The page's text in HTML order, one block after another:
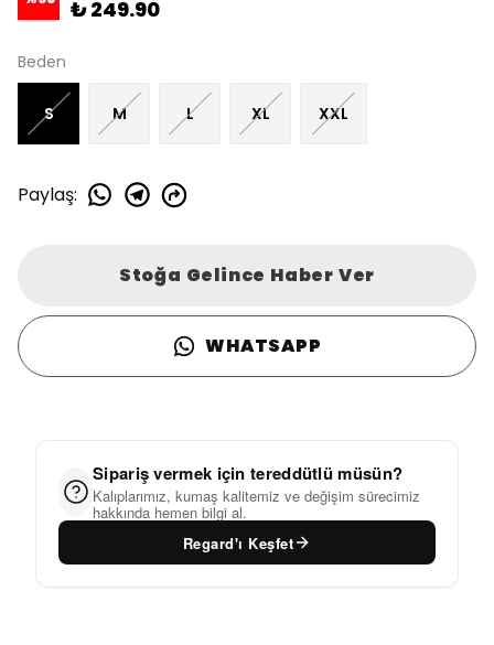
₺ 249.90
Beden
S M L XL XXL
Paylaş:
Stoğa Gelince Haber Ver
WHATSAPP
Sipariş vermek için tereddütlü müsün?
Kalıplarımız, kumaş kalitemiz ve değişim sürecimiz
hakkında hemen bilgi al.
Regard'ı Keşfet